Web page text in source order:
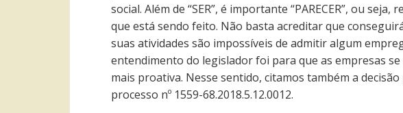
social. Além de “SER”, é importante “PARECER”, ou
que está sendo feito. Não basta acreditar que
suas atividades são impossíveis de admitir algum
entendimento do legislador foi para que as empresas
mais proativa. Nesse sentido, citamos também a
processo nº 1559-68.2018.5.12.0012.